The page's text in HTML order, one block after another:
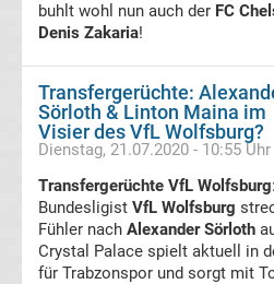
Ergebnisse
Ligue
1
Tabelle
Süper
buhlt wohl nun auch der FC
Denis Zakaria!
Transfergerüchte:
Sörloth & Linton Maina im
Visier des VfL Wolfsburg?
Dienstag, 21.07.2020 - 10:55 Uhr
Transfergerüchte VfL Wolfsburg:
Bundesligist VfL Wolfsburg
Fühler nach Alexander Sörloth
Crystal Palace spielt aktuell in
für Trabzonspor und sorgt mit